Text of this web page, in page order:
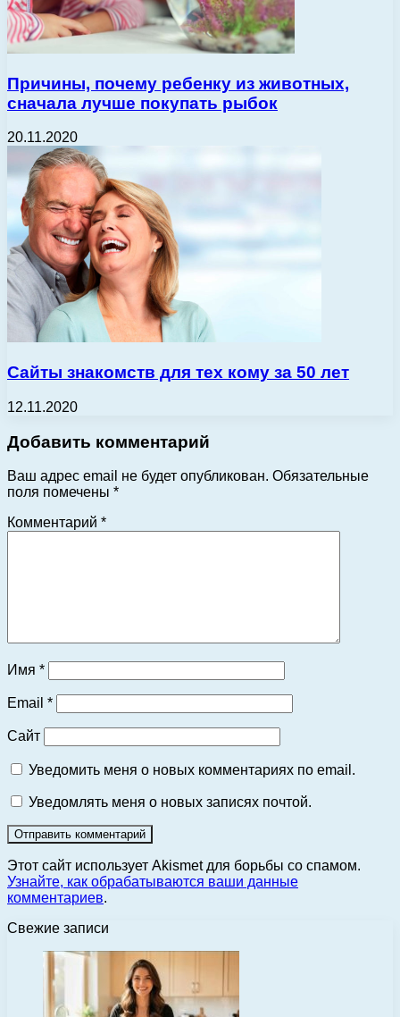
Причины, почему ребенку из животных,
сначала лучше покупать рыбок
20.11.2020
Сайты знакомств для тех кому за 50 лет
12.11.2020
Добавить комментарий
Ваш адрес email не будет опубликован. Обязательные
поля помечены *
Комментарий *
Имя *
Email *
Сайт
Уведомить меня о новых комментариях по email.
Уведомлять меня о новых записях почтой.
Этот сайт использует Akismet для борьбы со спамом.
Узнайте, как обрабатываются ваши данные
комментариев.
Свежие записи